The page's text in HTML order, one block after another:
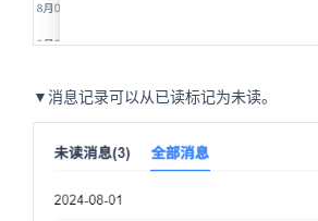
▼消息记录可以从已读标记为未读。